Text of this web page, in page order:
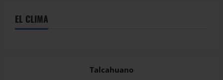
EL CLIMA
Talcahuano